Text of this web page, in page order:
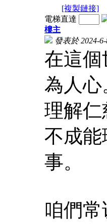
[複製鏈接]
電梯直達
樓主
發表於 2024-
在這
為人
理解仁
不成
事。
咱們